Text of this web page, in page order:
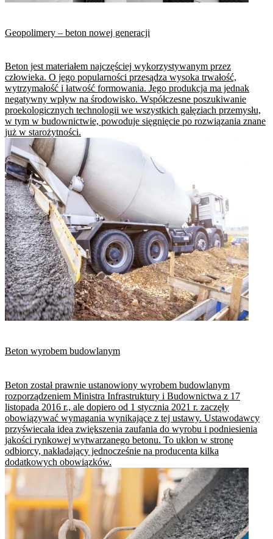
Geopolimery – beton nowej generacji
Beton jest materiałem najczęściej wykorzystywanym przez
człowieka. O jego popularności przesądza wysoka trwałość,
wytrzymałość i łatwość formowania. Jego produkcja ma jednak
negatywny wpływ na środowisko. Współczesne poszukiwanie
proekologicznych technologii we wszystkich gałęziach przemysłu,
w tym w budownictwie, powoduje sięgnięcie po rozwiązania znane
już w starożytności.
Beton wyrobem budowlanym
Beton został prawnie ustanowiony wyrobem budowlanym
rozporządzeniem Ministra Infrastruktury i Budownictwa z 17
listopada 2016 r., ale dopiero od 1 stycznia 2021 r. zaczęły
obowiązywać wymagania wynikające z tej ustawy. Ustawodawcy
przyświecała idea zwiększenia zaufania do wyrobu i podniesienia
jakości rynkowej wytwarzanego betonu. To ukłon w stronę
odbiorcy, nakładający jednocześnie na producenta kilka
dodatkowych obowiązków.